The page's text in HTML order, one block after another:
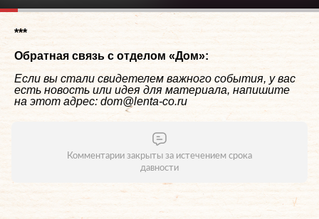
***
Обратная связь с отделом «Дом»:
Если вы стали свидетелем важного события, у вас
есть новость или идея для материала, напишите
на этот адрес: dom@lenta-co.ru
Комментарии закрыты за истечением срока
давности